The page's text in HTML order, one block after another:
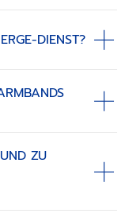
DIENST?
A
ZU